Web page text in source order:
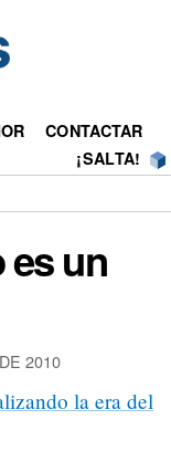
CONTACTAR
¡SALTA!
un
2010
la era del